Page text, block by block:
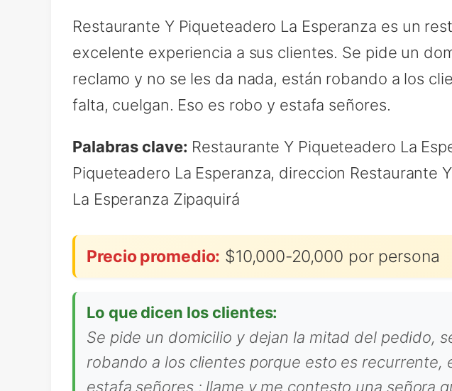
Restaurante Y Piqueteadero La Esperanza es un
excelente experiencia a sus clientes. Se pide un
reclamo y no se les da nada, están robando a los
falta, cuelgan. Eso es robo y estafa señores.
Palabras clave: Restaurante Y Piqueteadero La
Piqueteadero La Esperanza, direccion Restaurante
La Esperanza Zipaquirá
Precio promedio: $10,000-20,000 por persona
Lo que dicen los clientes:
Se pide un domicilio y dejan la mitad del pedido,
robando a los clientes porque esto es recurrente,
estafa señores.; llame y me contesto una señora